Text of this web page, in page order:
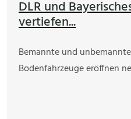
DLR und
vertiefen...
Bemannte und
Bodenfahrzeuge eröffnen